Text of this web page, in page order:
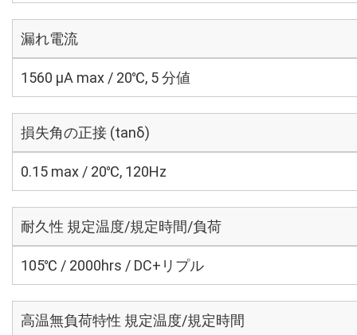
漏れ電流
1560 μA max / 20℃, 5 分値
損失角の正接 (tanδ)
0.15 max / 20℃, 120Hz
耐久性 規定温度/規定時間/負荷
105℃ / 2000hrs / DC+リプル
高温無負荷特性 規定温度/規定時間